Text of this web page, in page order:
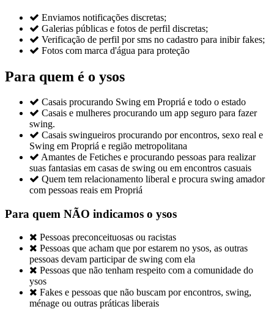
 Enviamos notificações discretas;
 Galerias públicas e fotos de perfil discretas;
 Verificação de perfil por sms no cadastro para inibir fakes;
 Fotos com marca d'água para proteção
Para quem é o ysos
 Casais procurando Swing em Propriá e todo o estado
 Casais e mulheres procurando um app seguro para fazer
swing.
 Casais swingueiros procurando por encontros, sexo real e
Swing em Propriá e região metropolitana
 Amantes de Fetiches e procurando pessoas para realizar
suas fantasias em casas de swing ou em encontros casuais
 Quem tem relacionamento liberal e procura swing amador
com pessoas reais em Propriá
Para quem NÃO indicamos o ysos
 Pessoas preconceituosas ou racistas
 Pessoas que acham que por estarem no ysos, as outras
pessoas devam participar de swing com ela
 Pessoas que não tenham respeito com a comunidade do
ysos
 Fakes e pessoas que não buscam por encontros, swing,
ménage ou outras práticas liberais